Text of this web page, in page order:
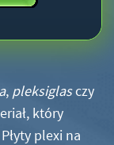
, pleksiglasczy
który
plexi na